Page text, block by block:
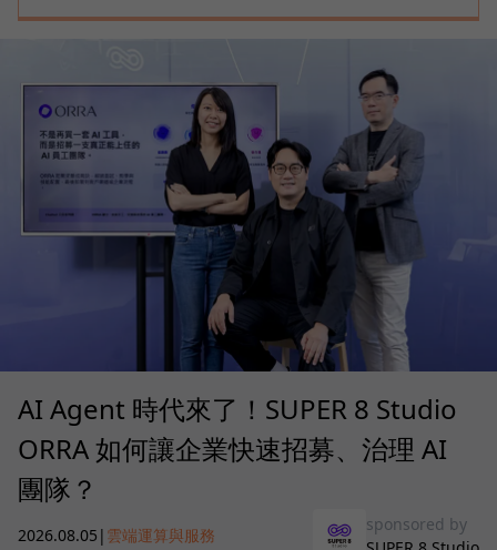
AI Agent 時代來了！SUPER 8 Studio
ORRA 如何讓企業快速招募、治理 AI
團隊？
2026.08.05 | 雲端運算與服務
sponsored by